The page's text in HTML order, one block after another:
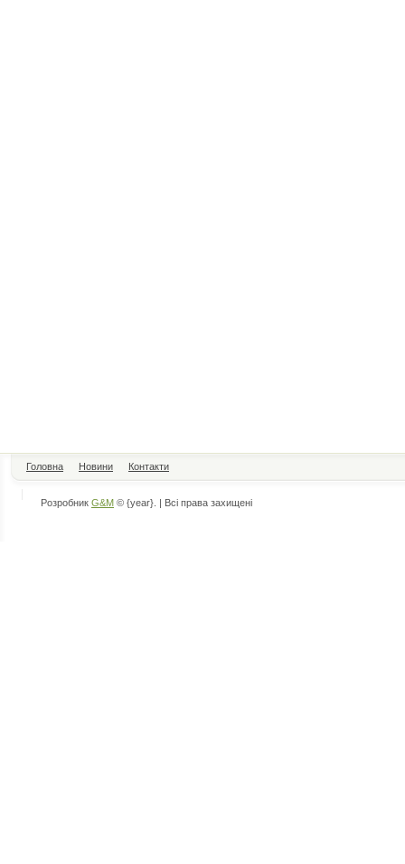
Головна Новини Контакти
Розробник G&M © {year}. | Всі права захищені